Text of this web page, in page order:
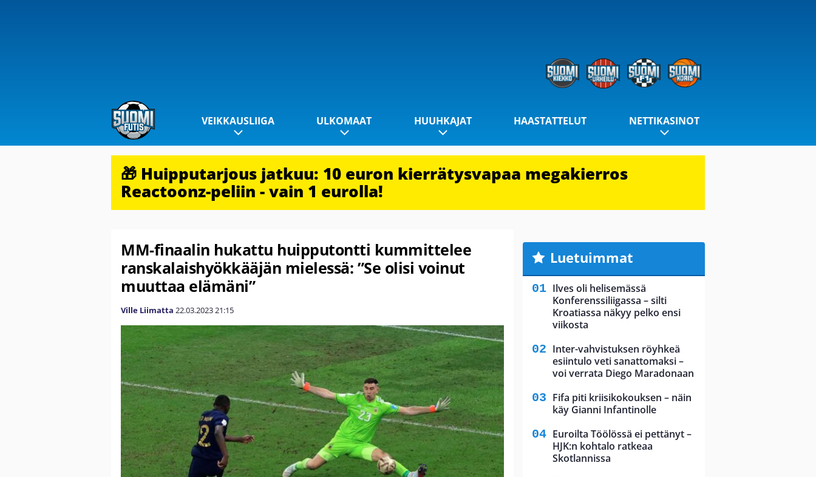
VEIKKAUSLIIGA ULKOMAAT HUUHKAJAT HAASTATTELUT NETTIKASINOT
🎁 Huipputarjous jatkuu: 10 euron kierrätysvapaa megakierros
Reactoonz-peliin - vain 1 eurolla!
MM-finaalin hukattu huipputontti kummittelee
ranskalaishyökkääjän mielessä: ”Se olisi voinut
muuttaa elämäni”
Ville Liimatta 22.03.202321:15
Luetuimmat
Ilves oli helisemässä
Konferenssiliigassa – silti
Kroatiassa näkyy pelko ensi
viikosta
Inter-vahvistuksen röyhkeä
esiintulo veti sanattomaksi –
voi verrata Diego Maradonaan
Fifa piti kriisikokouksen – näin
käy Gianni Infantinolle
Euroilta Töölössä ei pettänyt –
HJK:n kohtalo ratkeaa
Skotlannissa